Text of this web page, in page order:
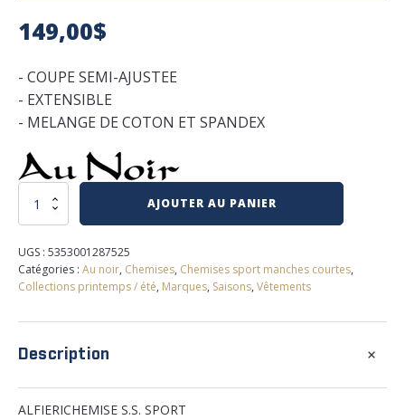
149,00$
- COUPE SEMI-AJUSTEE
- EXTENSIBLE
- MELANGE DE COTON ET SPANDEX
quantité
au
noir
AJOUTER AU PANIER
UGS : 5353001287525
Catégories : Au noir, Chemises, Chemises sport manches courtes,
Collections printemps / été, Marques, Saisons, Vêtements
Description +
ALFIERICHEMISE S.S. SPORT